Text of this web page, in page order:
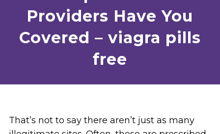
Providers Have You
Covered – viagra pills
free
That’s not to say there aren’t just as many